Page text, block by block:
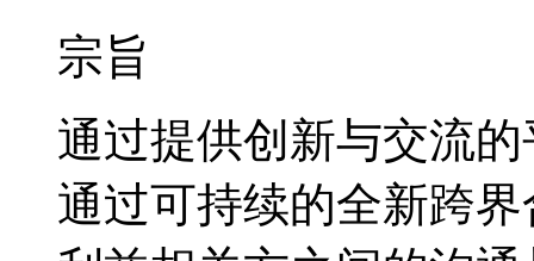
宗旨
通过提供创新与交流
通过可持续的全新跨